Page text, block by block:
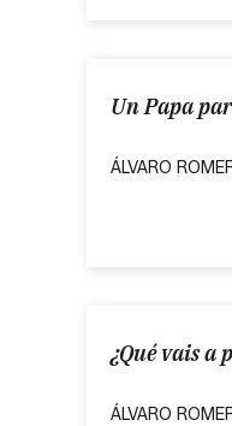
Un Papa
ÁLVARO
¿Qué vais a
ÁLVARO